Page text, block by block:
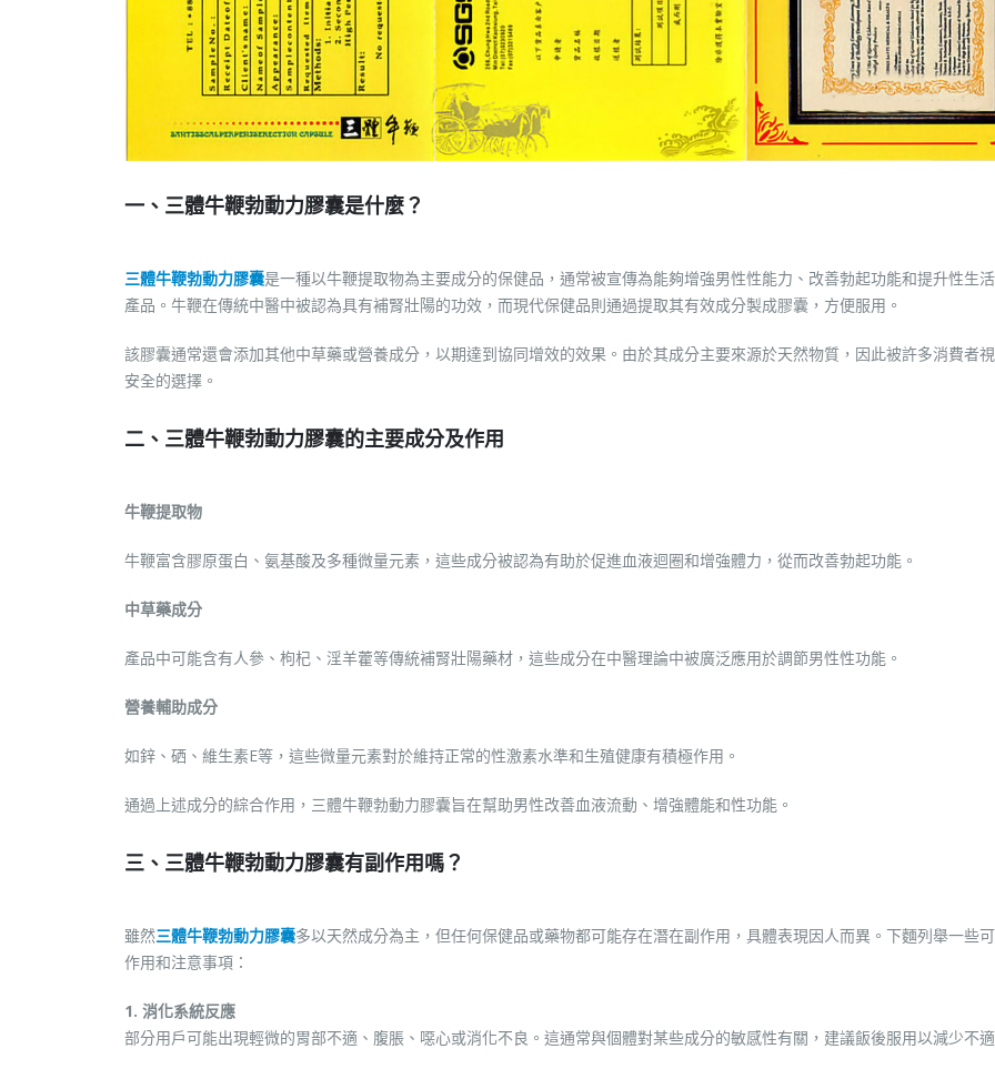
一、三體牛鞭勃動力膠囊是什麼？
三體牛鞭勃動力膠囊是一種以牛鞭提取物為主要成分的保健品，通常被宣傳為能夠增強男性性能力、改善勃起功能和提升性生
產品。牛鞭在傳統中醫中被認為具有補腎壯陽的功效，而現代保健品則通過提取其有效成分製成膠囊，方便服用。
該膠囊通常還會添加其他中草藥或營養成分，以期達到協同增效的效果。由於其成分主要來源於天然物質，因此被許多消費者
安全的選擇。
二、三體牛鞭勃動力膠囊的主要成分及作用
牛鞭提取物
牛鞭富含膠原蛋白、氨基酸及多種微量元素，這些成分被認為有助於促進血液迴圈和增強體力，從而改善勃起功能。
中草藥成分
產品中可能含有人參、枸杞、淫羊藿等傳統補腎壯陽藥材，這些成分在中醫理論中被廣泛應用於調節男性性功能。
營養輔助成分
如鋅、硒、維生素E等，這些微量元素對於維持正常的性激素水準和生殖健康有積極作用。
通過上述成分的綜合作用，三體牛鞭勃動力膠囊旨在幫助男性改善血液流動、增強體能和性功能。
三、三體牛鞭勃動力膠囊有副作用嗎？
雖然三體牛鞭勃動力膠囊多以天然成分為主，但任何保健品或藥物都可能存在潛在副作用，具體表現因人而異。下麵列舉一些
作用和注意事項：
1. 消化系統反應
部分用戶可能出現輕微的胃部不適、腹脹、噁心或消化不良。這通常與個體對某些成分的敏感性有關，建議飯後服用以減少不